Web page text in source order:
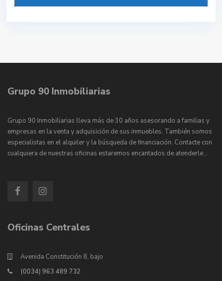
Grupo 90 Inmobiliarias
Grupo 90 Inmobiliarias lleva más de 30 años asesorando a familias y
empresas en la venta y adquisición de sus inmuebles. También somos
especialistas en el alquiler y la búsqueda de financiación. Contacte con
cualquiera de nuestras oficinas estaremos encantados de atenderle…
Oficinas Centrales
Avenida Constitución 8, bajo
(0034) 963 489 732